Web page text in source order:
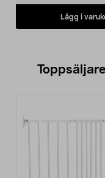
Lägg i